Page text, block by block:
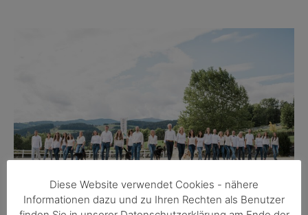
Diese Website verwendet Cookies - nähere
Informationen dazu und zu Ihren Rechten als Benutzer